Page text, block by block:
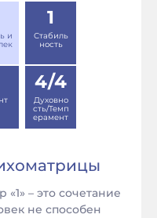
и
1
Стабиль
ность
4/4
Духовно
сть/Темп
ерамент
«1» – это сочетание
не способен